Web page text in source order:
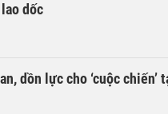
dốc
dồn lực cho ‘cuộc chiến’